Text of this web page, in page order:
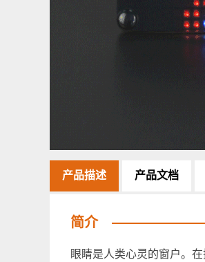
产品描述 产品文档
简介
眼睛是人类心灵的窗户。